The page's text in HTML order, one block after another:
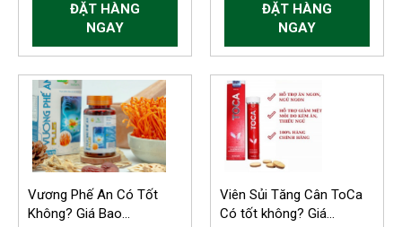
ĐẶT HÀNG
NGAY
ĐẶT HÀNG
NGAY
Vương Phế An Có Tốt
Không? Giá Bao...
Viên Sủi Tăng Cân ToCa
Có tốt không? Giá...